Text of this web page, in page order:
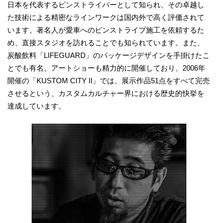
日本を代表するピンストライパーとして知られ、その卓越し
た技術による精密なラインワークは国内外で高く評価されて
います。著名人が愛車へのピンストライプ施工を依頼するた
め、直接スタジオを訪れることでも知られています。また、
炭酸飲料「LIFEGUARD」のパッケージデザインを手掛けたこ
とでも有名。アートショーも精力的に開催しており、2006年
開催の「KUSTOM CITY II」では、展示作品51点をすべて完売
させるという、カスタムカルチャー界における歴史的快挙を
達成しています。